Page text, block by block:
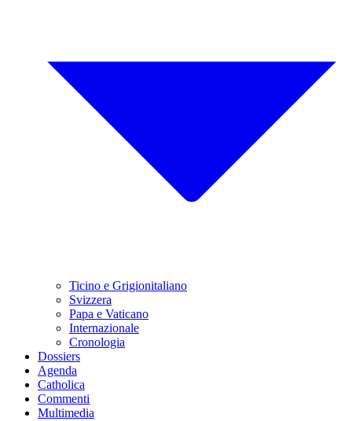
Ticino e Grigionitaliano
Svizzera
Papa e Vaticano
Internazionale
Cronologia
Dossiers
Agenda
Catholica
Commenti
Multimedia